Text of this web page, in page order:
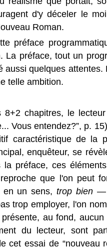
d'y déceler le
Roman.
préface
La préface, tout un
aussi quelques
telle ambition.
8+2 chapitres, le
Vous entendez?”, p.
caractéristique de la
enquêteur, se
préface, ces
que l'on peut
en un sens,trop bien—
trop employer, l'on
au fond,
du lecteur, sont
cet essai de “nouveau